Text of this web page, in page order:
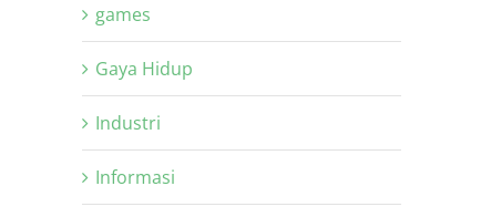
games
Gaya Hidup
Industri
Informasi